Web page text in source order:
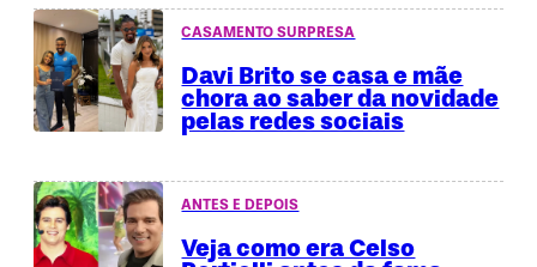
CASAMENTO SURPRESA
Davi Brito se casa e mãe
chora ao saber da novidade
pelas redes sociais
ANTES E DEPOIS
Veja como era Celso